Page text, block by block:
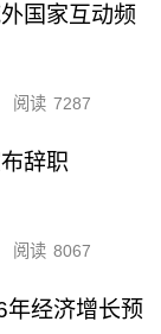
国家互动频
阅读 7287
辞职
阅读 8067
年经济增长预